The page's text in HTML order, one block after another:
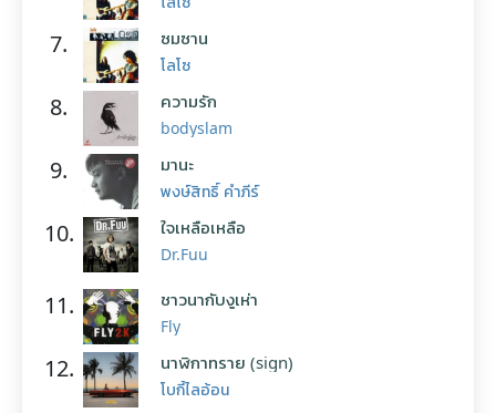
7. ซมซาน
โลโซ
8. ความรัก
bodyslam
9. มานะ
พงษ์สิทธิ์ คำภีร์
10. ใจเหลือเหลือ
Dr.Fuu
11. ชาวนากับงูเห่า
Fly
12. นาฬิกาทราย (sign)
โบกี้ไลอ้อน